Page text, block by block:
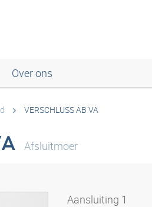
Over ons
VERSCHLUSS AB VA
Afsluitmoer
Aansluiting 1